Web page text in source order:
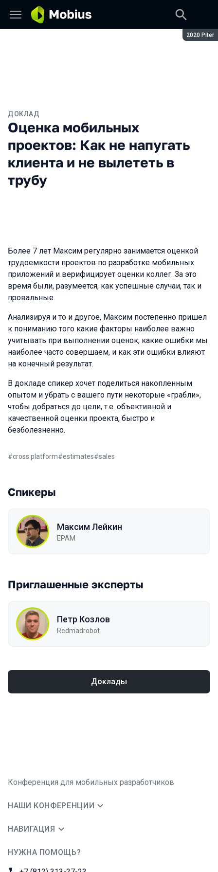
Сезон:
2020 Piter
ДОКЛАД
Оценка мобильных
проектов: Как не напугать
клиента и не вылететь в
трубу
Более 7 лет Максим регулярно занимается оценкой
трудоемкости проектов по разработке мобильных
приложений и верифицирует оценки коллег. За это
время были, разумеется, как успешные случаи, так и
провальные.
Анализируя и то и другое, Максим постепенно пришел
к пониманию того какие факторы наиболее важно
учитывать при выполнении оценок, какие ошибки мы
наиболее часто совершаем, и как эти ошибки влияют
на конечный результат.
В докладе спикер хочет поделиться накопленным
опытом и убрать с вашего пути некоторые «грабли»,
чтобы добраться до цели, т.е. объективной и
качественной оценки проекта, быстро и
безболезненно.
#cross platform#estimates#sales
Спикеры
Максим Лейкин
EPAM
Приглашенные эксперты
Петр Козлов
Redmadrobot
Доклады
Конференция для мобильных разработчиков
НАШИ КОНФЕРЕНЦИИ
НАВИГАЦИЯ
НУЖНА ПОМОЩЬ?